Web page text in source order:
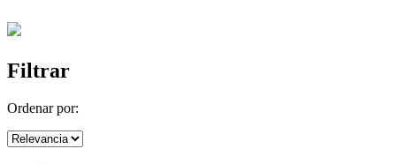
Filtrar
Ordenar por: